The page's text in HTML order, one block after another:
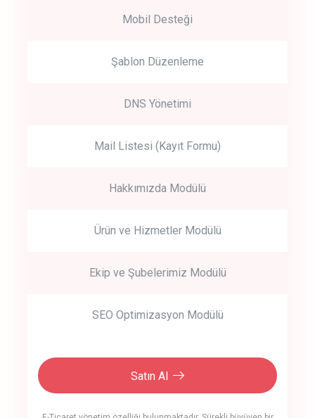
Mobil Desteği
Şablon Düzenleme
DNS Yönetimi
Mail Listesi (Kayıt Formu)
Hakkımızda Modülü
Ürün ve Hizmetler Modülü
Ekip ve Şubelerimiz Modülü
SEO Optimizasyon Modülü
Satın Al